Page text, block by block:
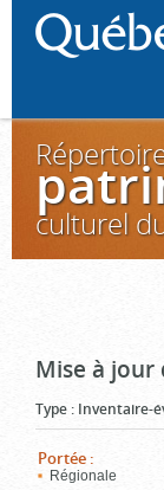
culturel
Mise à jour
Type : Inventaire-
Portée :
Régionale